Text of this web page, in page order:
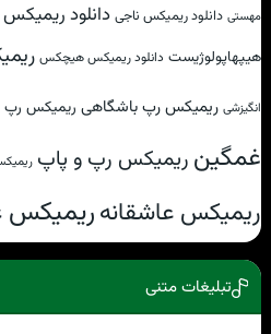
مهستی دانلود ریمیکس ناجی دانلود
هیپهاپولوژیست دانلود ریمیکس هیچکس
انگیزشی ریمیکس رپ باشگاهی ریمیکس رپ
غمگین ریمیکس رپ و پاپ
ریمیکس عاشقانهریمیکس
تبلیغات متنی